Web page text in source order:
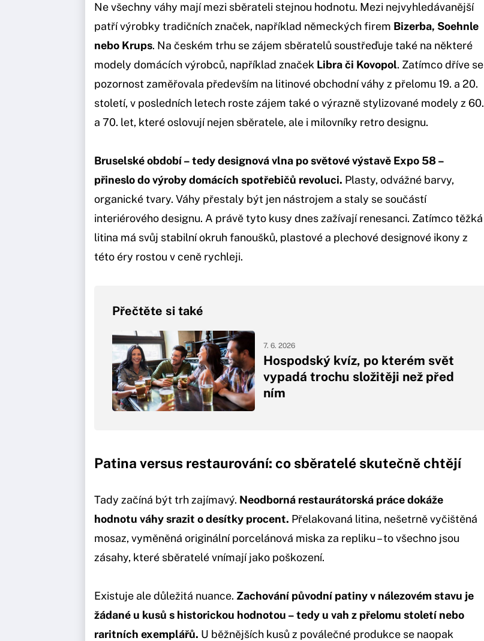
Ne všechny váhy mají mezi sběrateli stejnou hodnotu. Mezi nejvyhledávanější
patří výrobky tradičních značek, například německých firem Bizerba, Soehnle
nebo Krups. Na českém trhu se zájem sběratelů soustřeďuje také na některé
modely domácích výrobců, například značek Libra či Kovopol. Zatímco dříve se
pozornost zaměřovala především na litinové obchodní váhy z přelomu 19. a 20.
století, v posledních letech roste zájem také o výrazně stylizované modely z 60.
a 70. let, které oslovují nejen sběratele, ale i milovníky retro designu.
Bruselské období – tedy designová vlna po světové výstavě Expo 58 –
přineslo do výroby domácích spotřebičů revoluci. Plasty, odvážné barvy,
organické tvary. Váhy přestaly být jen nástrojem a staly se součástí
interiérového designu. A právě tyto kusy dnes zažívají renesanci. Zatímco těžká
litina má svůj stabilní okruh fanoušků, plastové a plechové designové ikony z
této éry rostou v ceně rychleji.
Přečtěte si také
Hospodský kvíz, po kterém svět
vypadá trochu složitěji než před
ním
7. 6. 2026
Patina versus restaurování: co sběratelé skutečně chtějí
Tady začíná být trh zajímavý. Neodborná restaurátorská práce dokáže
hodnotu váhy srazit o desítky procent. Přelakovaná litina, nešetrně vyčištěná
mosaz, vyměněná originální porcelánová miska za repliku – to všechno jsou
zásahy, které sběratelé vnímají jako poškození.
Existuje ale důležitá nuance. Zachování původní patiny v nálezovém stavu je
žádané u kusů s historickou hodnotou – tedy u vah z přelomu století nebo
raritních exemplářů. U běžnějších kusů z poválečné produkce se naopak